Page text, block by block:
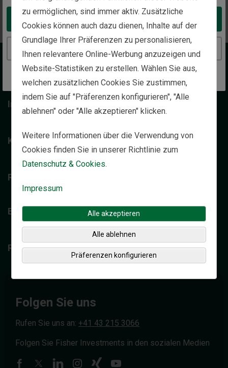
Take me to the United States website
Wir über uns
Individuelle Vermögensverwaltung
Kontakt
Rechtliche Hinweise
Einblicke
Ressourcenbibliothek
Folgen Sie uns
Rufen Sie uns an: +41 43 215 3066
Folgen Sie Fisher Investments in den sozialen Medien
zu ermöglichen, sind immer aktiv. Zusätzliche
Cookies können auch dazu dienen, Inhalte auf der
Grundlage Ihrer Präferenzen zu personalisieren,
Ihnen relevantere Online-Werbung anzuzeigen und
Website-Statistiken zu erstellen. Wählen Sie aus,
welchen zusätzlichen Cookies Sie zustimmen,
indem Sie auf "Präferenzen konfigurieren", "Alle
ablehnen" oder "Alle akzeptieren" klicken.
Weitere Informationen über die Verwendung von
Cookies finden Sie in unserer Richtlinie zum
Datenschutz & Cookies.
Impressum
Alle akzeptieren
Alle ablehnen
Präferenzen konfigurieren